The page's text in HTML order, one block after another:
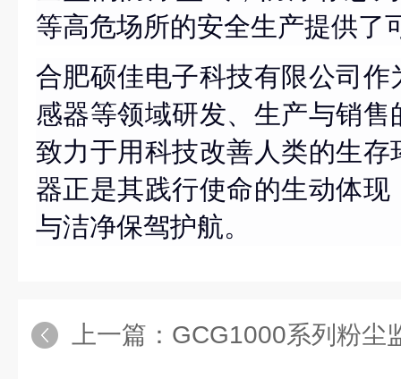
等高危场所的安全生产提供了
合肥硕佳电子科技有限公司
感器等领域研发、生产与销
致力于用科技改善人类的生
器正是其践行使命的生动体
与洁净保驾护航。
上一篇： GCG1000系列粉尘监测装置，